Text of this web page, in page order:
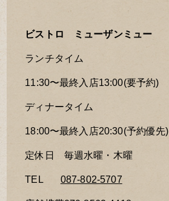
ビストロ ミューザンミュー
ランチタイム
11:30〜最終入店13:00(要予約)
ディナータイム
18:00〜最終入店20:30(予約優先)
定休日 毎週水曜・木曜
TEL 087-802-5707